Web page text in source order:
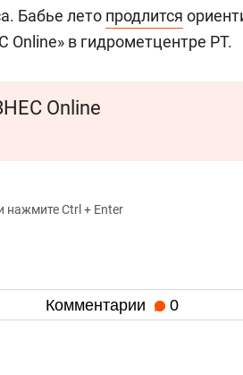
Бабье лето продлится
Online» в гидрометцентре РТ.
Online
нажмите Ctrl + Enter
Комментарии 0